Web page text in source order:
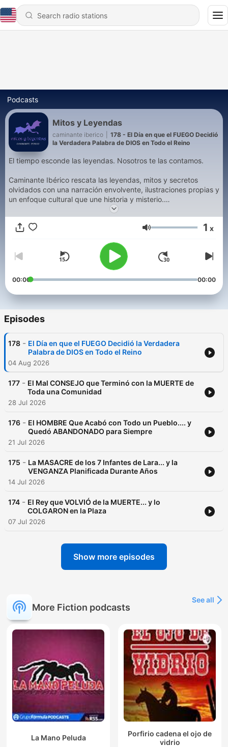
Podcasts
Mitos y Leyendas
caminante iberico
178 - El Día en que el FUEGO Decidió
la Verdadera Palabra de DIOS en Todo el Reino
El tiempo esconde las leyendas. Nosotros te las contamos.
Caminante Ibérico rescata las leyendas, mitos y secretos
olvidados con una narración envolvente, ilustraciones propias y
un enfoque cultural que une historia y misterio.
Si te apasiona descubrir nuevos lugares y aprender las
leyendas que te rodean, suscríbete, activa la campana de
Conviértete en un supporter de este podcast:
https://www.spreaker.com/podcast/mitos-y-leyendas-
-6050303/support.
Volume 1 x
00:00 00:00
Episodes
178 - El Día en que el FUEGO Decidió la Verdadera
Palabra de DIOS en Todo el Reino
04 Aug 2026
177 - El Mal CONSEJO que Terminó con la MUERTE de
Toda una Comunidad
28 Jul 2026
176 - El HOMBRE Que Acabó con Todo un Pueblo.... y
Quedó ABANDONADO para Siempre
21 Jul 2026
175 - La MASACRE de los 7 Infantes de Lara... y la
VENGANZA Planificada Durante Años
14 Jul 2026
174 - El Rey que VOLVIÓ de la MUERTE... y lo
COLGARON en la Plaza
07 Jul 2026
Show more episodes
More Fiction podcasts
See all
La Mano Peluda
Porfirio cadena el ojo de
vidrio